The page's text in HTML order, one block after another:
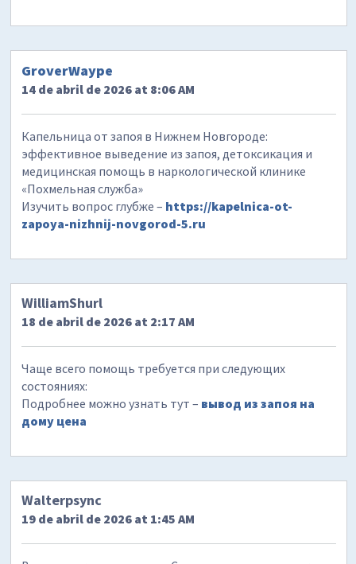
GroverWaype
14 de abril de 2026 at 8:06 AM
Капельница от запоя в Нижнем Новгороде:
эффективное выведение из запоя, детоксикация и
медицинская помощь в наркологической клинике
«Похмельная служба»
Изучить вопрос глубже – https://kapelnica-ot-
zapoya-nizhnij-novgorod-5.ru
WilliamShurl
18 de abril de 2026 at 2:17 AM
Чаще всего помощь требуется при следующих
состояниях:
Подробнее можно узнать тут – вывод из запоя на
дому цена
Walterpsync
19 de abril de 2026 at 1:45 AM